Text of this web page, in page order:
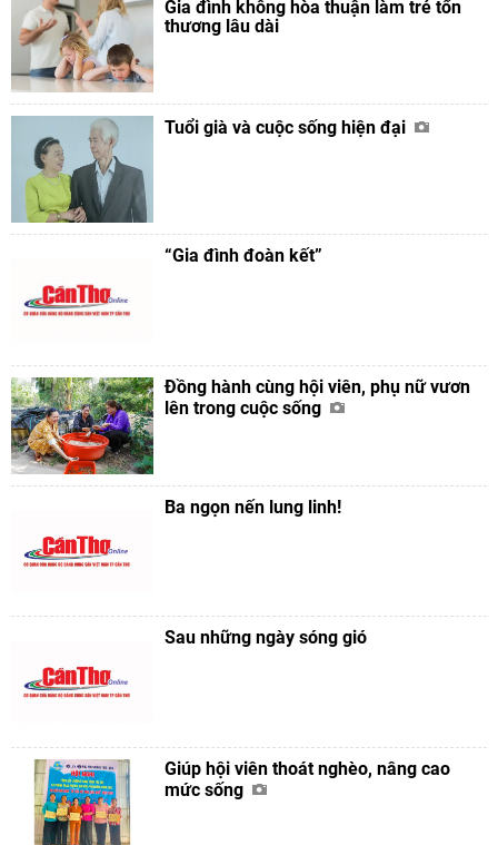
Gia đình không hòa thuận làm trẻ tổn
thương lâu dài
Tuổi già và cuộc sống hiện đại
“Gia đình đoàn kết”
Đồng hành cùng hội viên, phụ nữ vươn
lên trong cuộc sống
Ba ngọn nến lung linh!
Sau những ngày sóng gió
Giúp hội viên thoát nghèo, nâng cao
mức sống